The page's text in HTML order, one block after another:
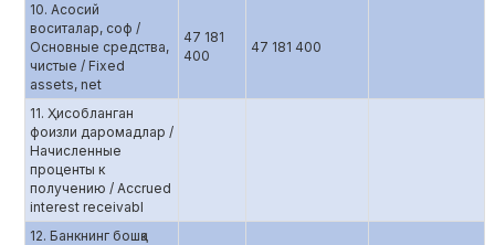
10. Асосий
воситалар, соф /
Основные средства,
чистые / Fixed
assets, net
47 181
400
47 181 400
11. Ҳисобланган
фоизли даромадлар /
Начисленные
проценты к
получению / Accrued
interest receivabl
12. Банкнинг бошқа